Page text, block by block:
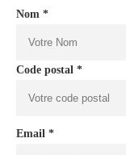
Nom *
Code postal *
Email *